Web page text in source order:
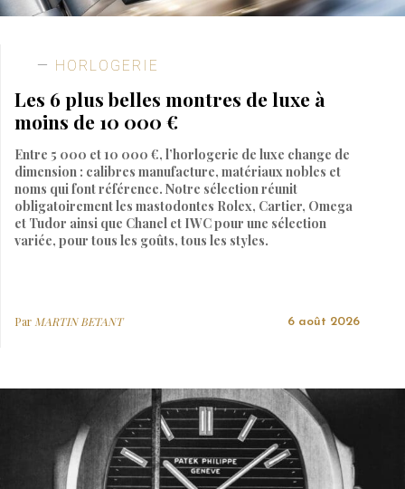
HORLOGERIE
Les 6 plus belles montres de luxe à
moins de 10 000 €
Entre 5 000 et 10 000 €, l’horlogerie de luxe change de
dimension : calibres manufacture, matériaux nobles et
noms qui font référence. Notre sélection réunit
obligatoirement les mastodontes Rolex, Cartier, Omega
et Tudor ainsi que Chanel et IWC pour une sélection
variée, pour tous les goûts, tous les styles.
Par MARTIN BETANT 6 août 2026